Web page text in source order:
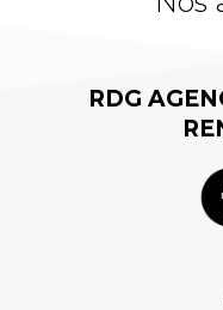
RDG